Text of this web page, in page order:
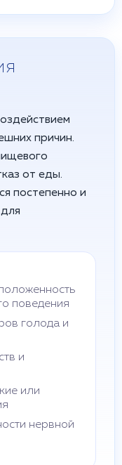
причин.
от еды.
постепенно и
поведения
голода и
и
или
нервной